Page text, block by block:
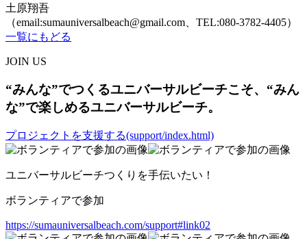
土原翔吾
（email:sumauniversalbeach@gmail.com、TEL:080-3782-4405）
一覧にもどる
JOIN US
“みんな”でつくるユニバーサルビーチこそ、“みん
な”で楽しめるユニバーサルビーチ。
プロジェクトを支援する(support/index.html)
ユニバーサルビーチつくりを手伝いたい！
ボランティアで参加
https://sumauniversalbeach.com/support#link02